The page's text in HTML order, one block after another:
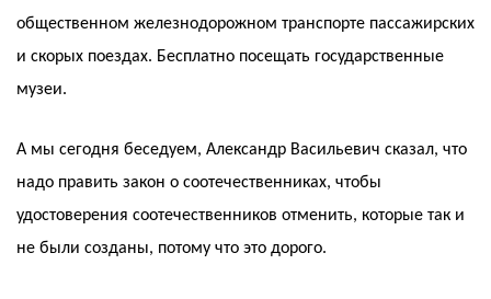
общественном железнодорожном транспорте пассажирских
и скорых поездах. Бесплатно посещать государственные
музеи.
А мы сегодня беседуем, Александр Васильевич сказал, что
надо править закон о соотечественниках, чтобы
удостоверения соотечественников отменить, которые так и
не были созданы, потому что это дорого.